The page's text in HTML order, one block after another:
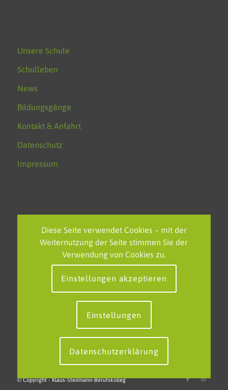
Unsere Schule
Schulleben
News
Bildungsgänge
Kontakt & Anfahrt
Datenschutz
Impressum
NEUESTE BEITRÄGE
Feierliche Verabschiedung des FOS-Polizei-Jahrgangs am
KSBK
EU-Projekttag am KSBK – Grenzenlos lernen in einem
starken Europa
Berufskolleg erweitert internationales Netzwerk
© Copyright - Klaus-Steilmann-Berufskolleg
Diese Seite verwendet Cookies – mit der
Weiternutzung der Seite stimmen Sie der
Verwendung von Cookies zu.
Einstellungen akzeptieren
Einstellungen
Datenschutzerklärung